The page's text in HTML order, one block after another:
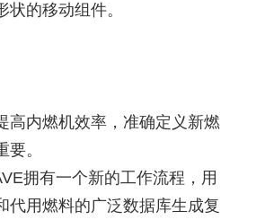
的移动组件。
高内燃机效率，准确定义新燃
。
拥有一个新的工作流程，用
代用燃料的广泛数据库生成复